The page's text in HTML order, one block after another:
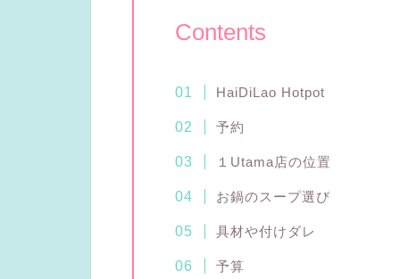
Contents
HaiDiLao Hotpot
予約
１Utama店の位置
お鍋のスープ選び
具材や付けダレ
予算